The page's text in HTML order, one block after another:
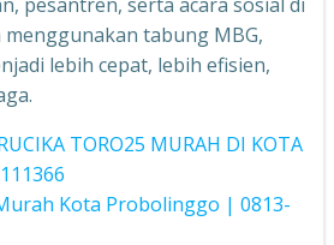
tabung MBG,
lebih cepat, lebih efisien,
TORO25 MURAH DI KOTA
Kota Probolinggo | 0813-